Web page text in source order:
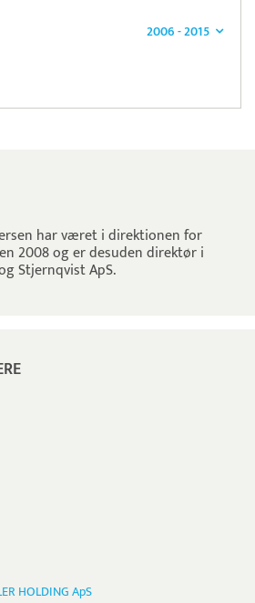
2006 - 2015
har været i direktionen for
2008 og er desuden direktør i
Stjernqvist ApS.
HOLDING ApS